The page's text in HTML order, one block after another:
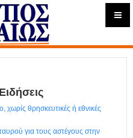
χωρίς θρησκευτικές ή εθνικές
για τους αστέγους στην